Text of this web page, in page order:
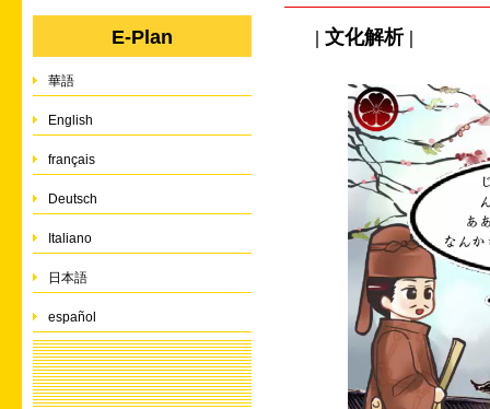
E-Plan
華語
English
français
Deutsch
Italiano
日本語
español
| 文化解析 |